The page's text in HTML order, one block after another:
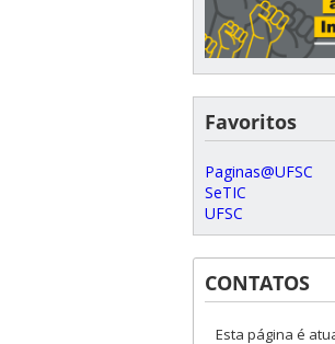
Favoritos
Paginas@UFSC
SeTIC
UFSC
CONTATOS
Esta página é